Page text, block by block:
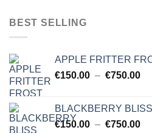
BEST SELLING
APPLE FRITTER
€150.00 – €750.00
à
BLACKBERRY BLISS
€150.00 – €750.00